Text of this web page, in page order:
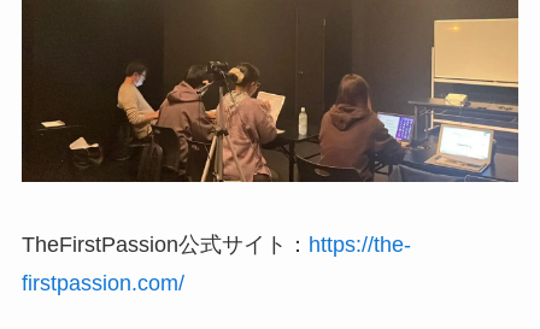
TheFirstPassion公式サイト： https://the-
firstpassion.com/